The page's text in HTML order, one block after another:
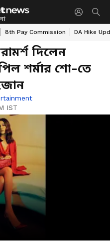
8th Pay Commission DA Hike
দিলেন
শর্মার শো-তে
IST